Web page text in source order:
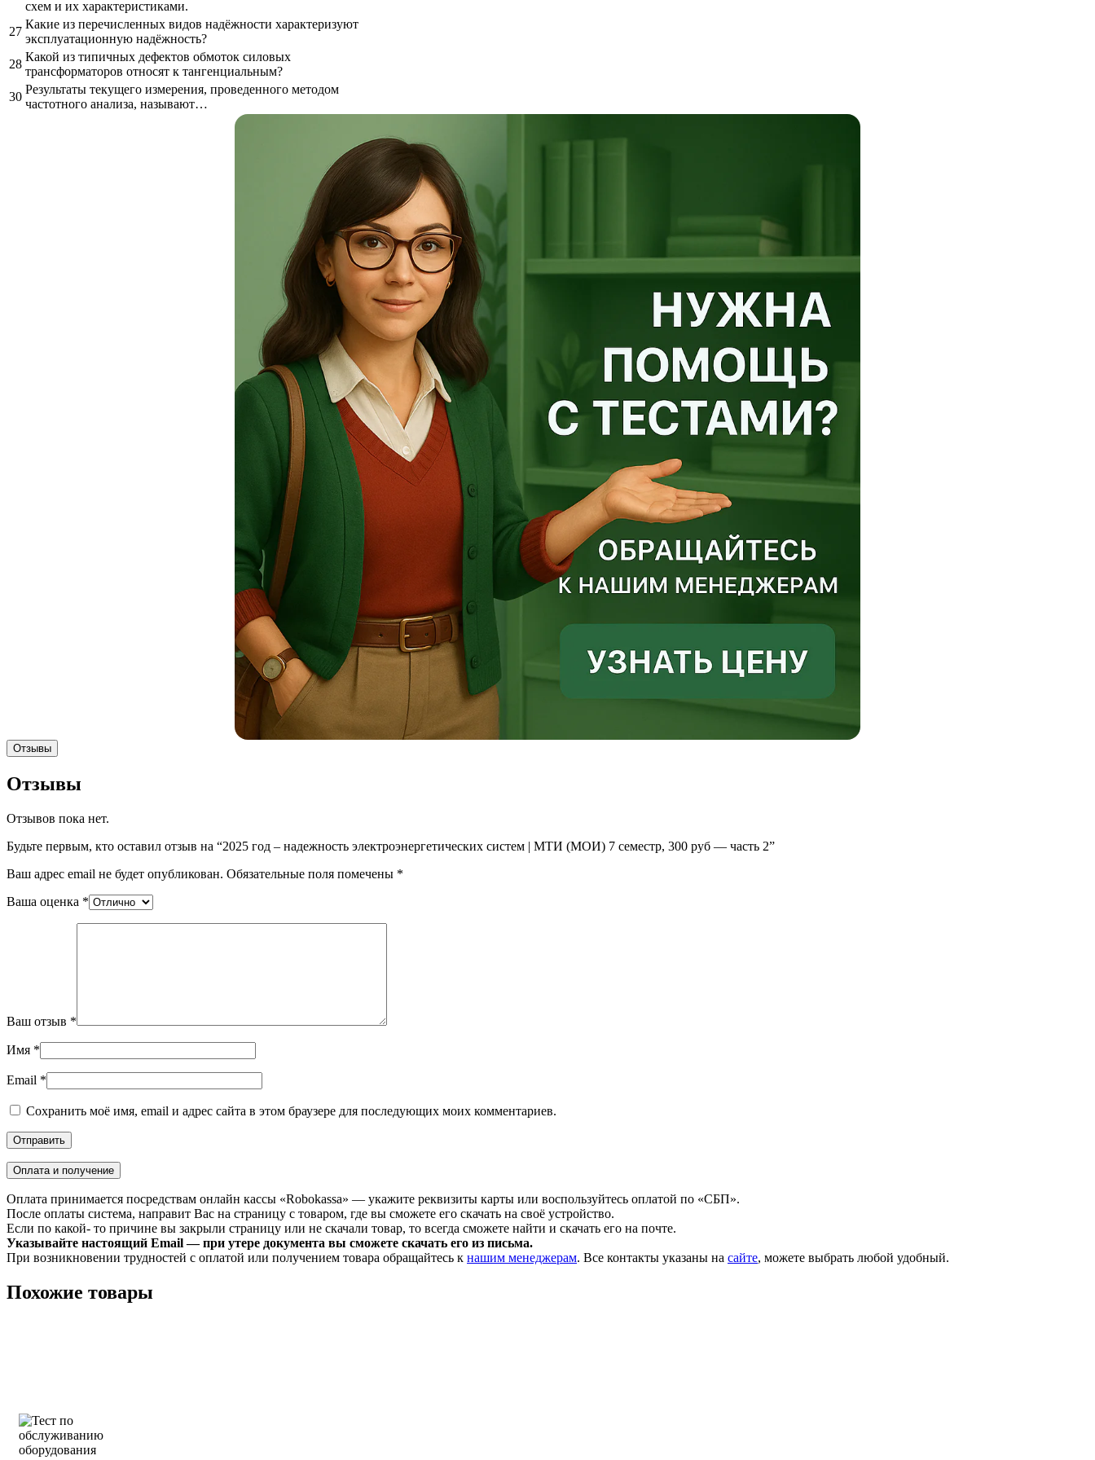
схем и их характеристиками.
27
Какие из перечисленных видов надёжности характеризуют
эксплуатационную надёжность?
28
Какой из типичных дефектов обмоток силовых
трансформаторов относят к тангенциальным?
30
Результаты текущего измерения, проведенного методом
частотного анализа, называют…
Отзывы
Отзывы
Отзывов пока нет.
Будьте первым, кто оставил отзыв на “2025 год – надежность электроэнергетических систем | МТИ (МОИ) 7 семестр, 300 руб — часть 2”
Ваш адрес email не будет опубликован. Обязательные поля помечены *
Ваша оценка *
Ваш отзыв *
Имя *
Email *
Сохранить моё имя, email и адрес сайта в этом браузере для последующих моих комментариев.
Оплата и получение
Оплата принимается посредствам онлайн кассы «Robokassa» — укажите реквизиты карты или воспользуйтесь оплатой по «СБП».
После оплаты система, направит Вас на страницу с товаром, где вы сможете его скачать на своё устройство.
Если по какой- то причине вы закрыли страницу или не скачали товар, то всегда сможете найти и скачать его на почте.
Указывайте настоящий Email — при утере документа вы сможете скачать его из письма.
При возникновении трудностей с оплатой или получением товара обращайтесь к нашим менеджерам. Все контакты указаны на сайте, можете выбрать любой удобный.
Похожие товары